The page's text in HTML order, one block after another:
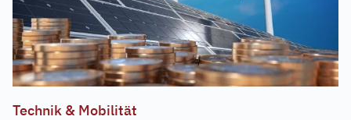
Technik & Mobilität